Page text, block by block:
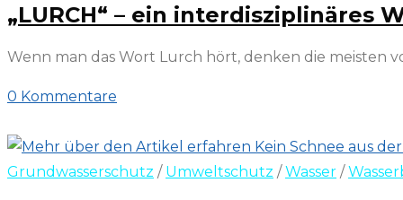
„LURCH“ – ein interdisziplinäres
Wenn man das Wort Lurch hört, denken die meisten
0 Kommentare
Grundwasserschutz / Umweltschutz /Wasser /